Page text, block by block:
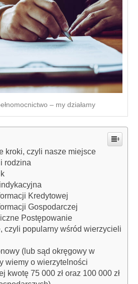
– my działamy
kroki, czyli nasze miejsce
rodzina
Kredytowej
Gospodarczej
Postępowanie
czyli popularny wśród wierzycieli
(lub sąd okręgowy w
wiemy o wierzytelności
kwotę 75 000 zł oraz 100 000 zł